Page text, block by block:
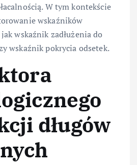
W tym kontekście
wskaźników
wskaźnik zadłużenia do
wskaźnik pokrycia odsetek.
długów